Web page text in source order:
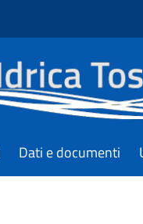
Dati e documenti